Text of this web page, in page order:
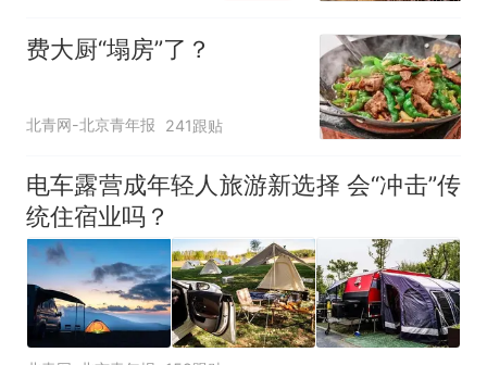
费大厨“塌房”了？
北青网-北京青年报 241跟贴
电车露营成年轻人旅游新选择 会“冲击”传
统住宿业吗？